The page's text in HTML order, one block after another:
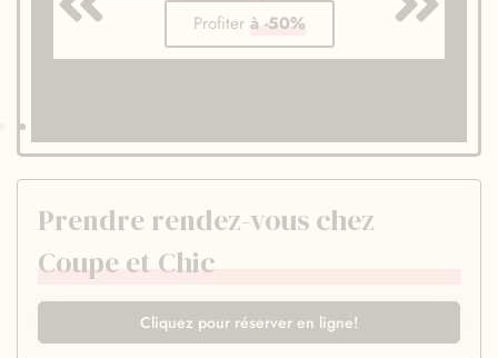
Profiter à -50%
Prendre rendez-vous chez
Coupe et Chic
Cliquez pour réserver en ligne!